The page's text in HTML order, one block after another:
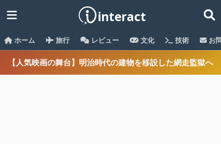
ホーム 旅行 レビュー 文化 技術 お
【人気映画の舞台】明治時代の建物を移設した網走監獄へ